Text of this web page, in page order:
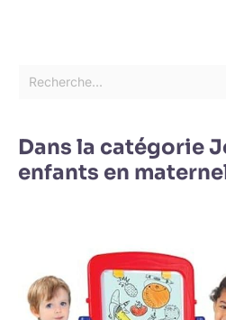
Dans la catégorie
enfants en